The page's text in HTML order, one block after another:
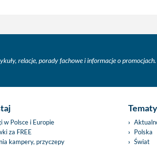
relacje, porady fachowe i informacje o promocjach.
w Polsce i Europie
za FREE
kampery, przyczepy
Polska
Świat